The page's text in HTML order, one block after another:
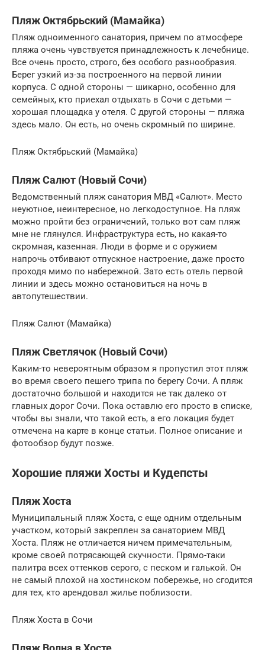
Пляж Октябрьский (Мамайка)
Пляж одноименного санатория, причем по атмосфере
пляжа очень чувствуется принадлежность к лечебнице.
Все очень просто, строго, без особого разнообразия.
Берег узкий из-за построенного на первой линии
корпуса. С одной стороны — шикарно, особенно для
семейных, кто приехал отдыхать в Сочи с детьми —
хорошая площадка у отеля. С другой стороны — пляжа
здесь мало. Он есть, но очень скромный по ширине.
Пляж Октябрьский (Мамайка)
Пляж Салют (Новый Сочи)
Ведомственный пляж санатория МВД «Салют». Место
неуютное, неинтересное, но легкодоступное. На пляж
можно пройти без ограничений, только вот сам пляж
мне не глянулся. Инфраструктура есть, но какая-то
скромная, казенная. Люди в форме и с оружием
напрочь отбивают отпускное настроение, даже просто
проходя мимо по набережной. Зато есть отель первой
линии и здесь можно остановиться на ночь в
автопутешествии.
Пляж Салют (Мамайка)
Пляж Светлячок (Новый Сочи)
Каким-то невероятным образом я пропустил этот пляж
во время своего пешего трипа по берегу Сочи. А пляж
достаточно большой и находится не так далеко от
главных дорог Сочи. Пока оставлю его просто в списке,
чтобы вы знали, что такой есть, а его локация будет
отмечена на карте в конце статьи. Полное описание и
фотообзор будут позже.
Хорошие пляжи Хосты и Кудепсты
Пляж Хоста
Муниципальный пляж Хоста, с еще одним отдельным
участком, который закреплен за санаторием МВД
Хоста. Пляж не отличается ничем примечательным,
кроме своей потрясающей скучности. Прямо-таки
палитра всех оттенков серого, с песком и галькой. Он
не самый плохой на хостинском побережье, но сгодится
для тех, кто арендовал жилье поблизости.
Пляж Хоста в Сочи